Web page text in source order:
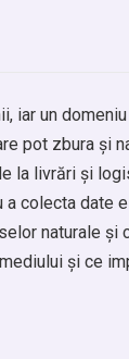
iar un
pot zbura și
livrări și
colecta date
naturale și
și ce